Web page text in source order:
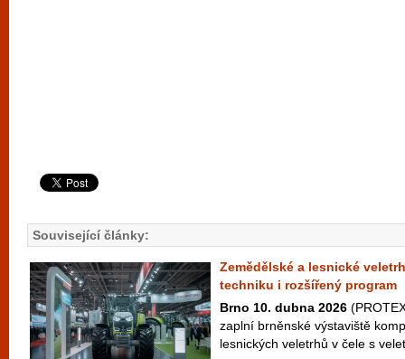
Související články:
Zemědělské a lesnické
techniku i rozšířený program
Brno 10. dubna 2026
zaplní brněnské výstaviště
lesnických veletrhů v čele s